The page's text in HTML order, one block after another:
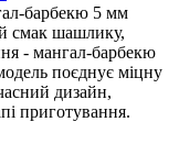
барбекю 5 мм
смак шашлику,
- мангал-барбекю
поєднує міцну
дизайн,
приготування.